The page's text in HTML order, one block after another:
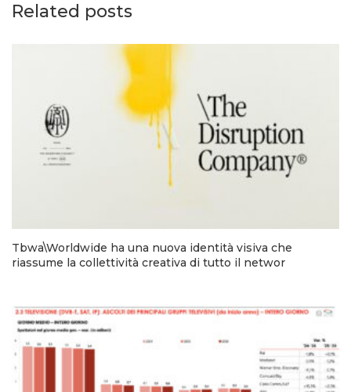
Related posts
Tbwa\Worldwide ha una nuova identità visiva che
riassume la collettività creativa di tutto il networ